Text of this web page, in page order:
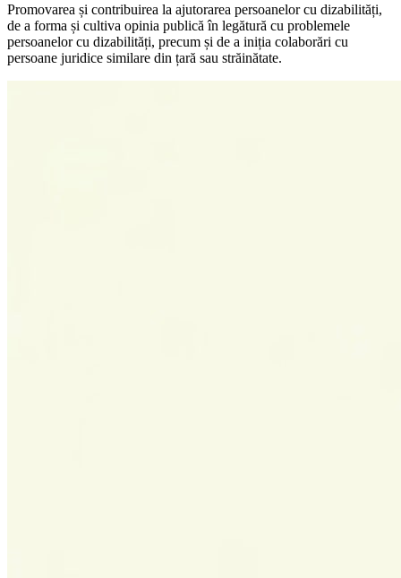
Promovarea și contribuirea la ajutorarea persoanelor cu dizabilități,
de a forma și cultiva opinia publică în legătură cu problemele
persoanelor cu dizabilități, precum și de a iniția colaborări cu
persoane juridice similare din țară sau străinătate.